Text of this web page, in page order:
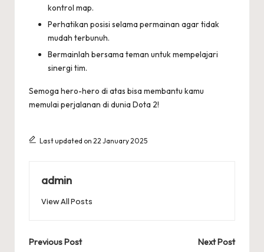
kontrol map.
Perhatikan posisi selama permainan agar tidak
mudah terbunuh.
Bermainlah bersama teman untuk mempelajari
sinergi tim.
Semoga hero-hero di atas bisa membantu kamu
memulai perjalanan di dunia Dota 2!
Last updated on 22 January 2025
admin
View All Posts
Post
Previous Post Next Post